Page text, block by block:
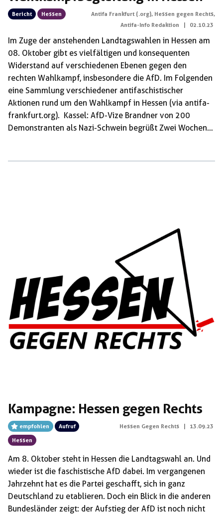
Bericht Hessen Antifa Frankfurt (.org), Hessen gegen Rechts,
Antifa-Info Redaktion
02.10.23
Im Zuge der anstehenden Landtagswahlen in Hessen am
08. Oktober gibt es vielfältigen und konsequenten
Widerstand auf verschiedenen Ebenen gegen den
rechten Wahlkampf, insbesondere die AfD. Im Folgenden
eine Sammlung verschiedener antifaschistischer
Aktionen rund um den Wahlkampf in Hessen (via antifa-
frankfurt.org). Kassel: AfD-Vize Brandner von 200
Demonstranten als Nazi-Schwein begrüßt Zwei Wochen
Kampagne: Hessen gegen Rechts
empfohlen
Aufruf
Hessen
Hessen Gegen Rechts 13.09.23
Am 8. Oktober steht in Hessen die Landtagswahl an. Und
wieder ist die faschistische AfD dabei. Im vergangenen
Jahrzehnt hat es die Partei geschafft, sich in ganz
Deutschland zu etablieren. Doch ein Blick in die anderen
Bundesländer zeigt: der Aufstieg der AfD ist noch nicht